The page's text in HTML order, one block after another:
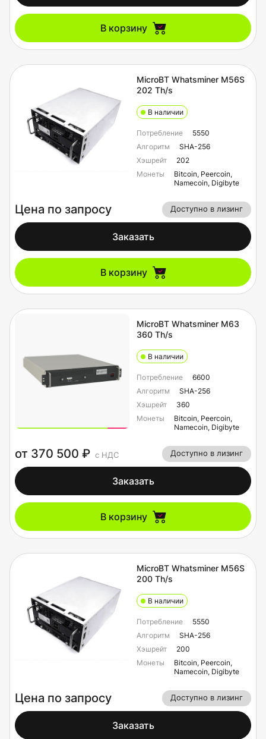
В корзину
MicroBT Whatsminer M56S
202 Th/s
В наличии
Потребление
5550
Алгоритм
SHA-256
Хэшрейт
202
Монеты
Bitcoin, Peercoin,
Namecoin, Digibyte
Цена по запросу Доступно в лизинг
Заказать
В корзину
MicroBT Whatsminer M63
360 Th/s
В наличии
Потребление
6600
Алгоритм
SHA-256
Хэшрейт
360
Монеты
Bitcoin, Peercoin,
Namecoin, Digibyte
от 370 500 ₽ с НДС Доступно в лизинг
Заказать
В корзину
MicroBT Whatsminer M56S
200 Th/s
В наличии
Потребление
5550
Алгоритм
SHA-256
Хэшрейт
200
Монеты
Bitcoin, Peercoin,
Namecoin, Digibyte
Цена по запросу Доступно в лизинг
Заказать